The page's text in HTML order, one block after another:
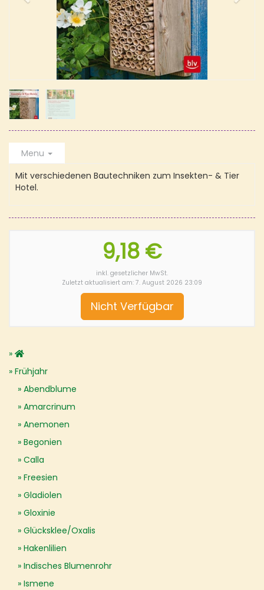
Menu
Mit verschiedenen Bautechniken zum Insekten- & Tier
Hotel.
9,18 €
inkl. gesetzlicher MwSt.
Zuletzt aktualisiert am: 7. August 2026 23:09
Nicht Verfügbar
Frühjahr
Abendblume
Amarcrinum
Anemonen
Begonien
Calla
Freesien
Gladiolen
Gloxinie
Glücksklee/Oxalis
Hakenlilien
Indisches Blumenrohr
Ismene